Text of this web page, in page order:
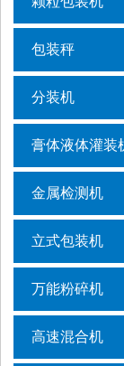
包装秤
分装机
膏体液体灌装
金属检测机
立式包装机
万能粉碎机
高速混合机